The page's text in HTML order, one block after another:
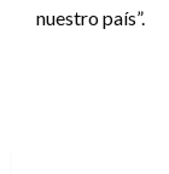
nuestro país”.